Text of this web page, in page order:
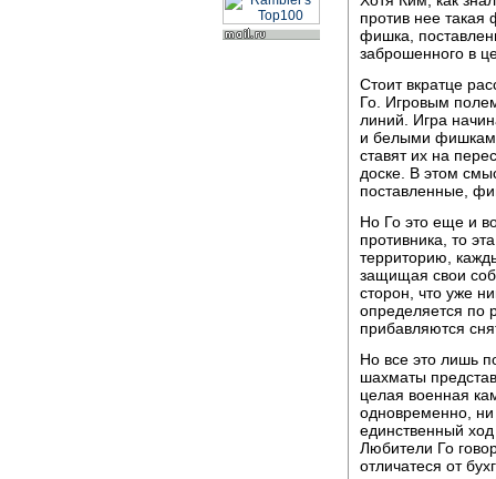
против нее
фишка,
заброшенного в
Стоит вкратце
Го. Игровым
линий. Игра
и белыми
ставят их на
доске. В этом
поставленные,
Hо Го это еще и
противника, то
территорию,
защищая свои
сторон, что уже
определяется по
прибавляются
Hо все это лишь
шахматы
целая военная
одновременно,
единственный
Любители Го
отличатеся от